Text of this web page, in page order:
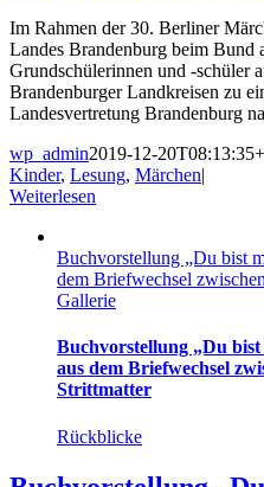
Im Rahmen der 30. Berliner
Landes Brandenburg beim Bund
Grundschülerinnen und -schüler
Brandenburger Landkreisen zu
Landesvertretung Brandenburg
wp_admin2019-12-
Kinder, Lesung, Märchen|
Weiterlesen
Buchvorstellung „Du bist
dem Briefwechsel
Gallerie
Buchvorstellung „Du
aus dem Briefwechsel
Strittmatter
Rückblicke